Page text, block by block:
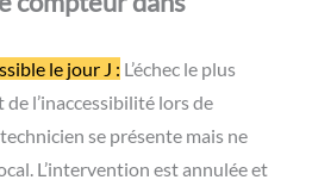
en attente. Rassemblez tous
d’appeler.
:Tous les fournisseurs
réactivité sur les urgences.
professionnels ferment le
la transmission à Enedis